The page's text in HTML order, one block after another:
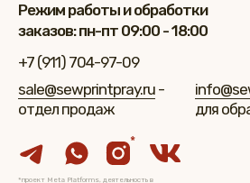
+7 (911) 704-97-09
sale@sewprintpray.ru -
отдел продаж
Режим работы и обработки
заказов: пн-пт 09:00 - 18:00
*проект Meta Platforms, деятельность в
*
для